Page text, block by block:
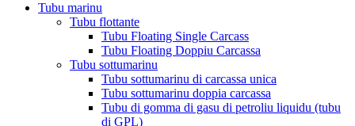
Tubu marinu
Tubu flottante
Tubu Floating Single Carcass
Tubu Floating Doppiu Carcassa
Tubu sottumarinu
Tubu sottumarinu di carcassa unica
Tubu sottumarinu doppia carcassa
Tubu di gomma di gasu di petroliu liquidu (tubu
di GPL)